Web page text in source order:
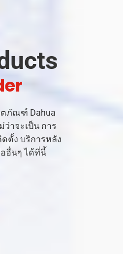
ภัณฑ์ Dahua
ว่าจะเป็น การ
ตั้ง บริการหลัง
อื่นๆ ได้ที่นี้